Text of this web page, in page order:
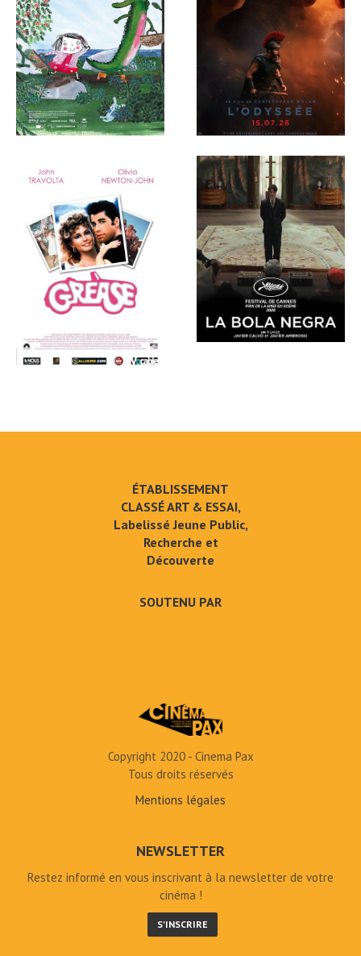
ÉTABLISSEMENT
CLASSÉ ART & ESSAI,
Labelissé Jeune Public,
Recherche et
Découverte
SOUTENU PAR
Copyright 2020 - Cinema Pax
Tous droits réservés
Mentions légales
NEWSLETTER
Restez informé en vous inscrivant à la newsletter de votre
cinéma !
S'INSCRIRE